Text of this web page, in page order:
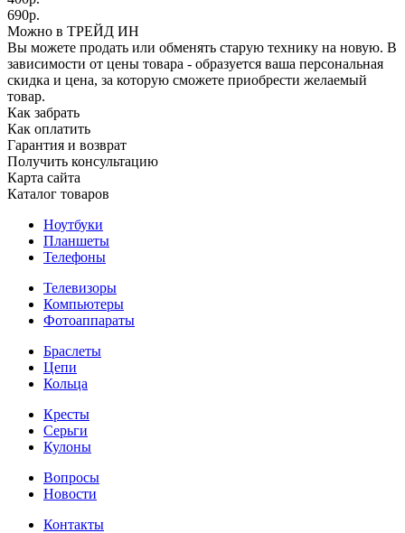
690р.
Можно в ТРЕЙД ИН
Вы можете продать или обменять старую технику на новую. В
зависимости от цены товара - образуется ваша персональная
скидка и цена, за которую сможете приобрести желаемый
товар.
Как забрать
Как оплатить
Гарантия и возврат
Получить консультацию
Карта сайта
Каталог товаров
Ноутбуки
Планшеты
Телефоны
Телевизоры
Компьютеры
Фотоаппараты
Браслеты
Цепи
Кольца
Кресты
Серьги
Кулоны
Вопросы
Новости
Контакты